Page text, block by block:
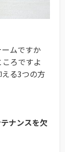
ムですか
ろですよ
る3つの方
ナンスを欠